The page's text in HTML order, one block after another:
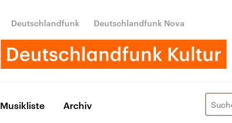
Deutschlandfunk Deutschlandfunk Nova
Musikliste Archiv